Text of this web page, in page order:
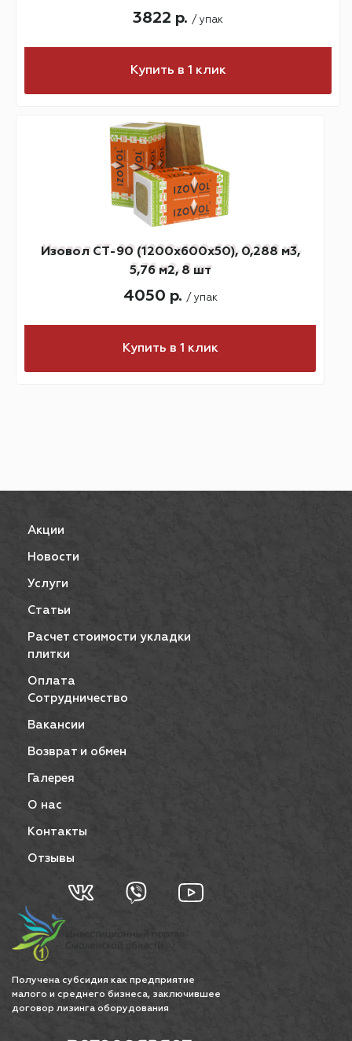
3822 р. / упак
Купить в 1 клик
Изовол СТ-90 (1200х600х50), 0,288 м3,
5,76 м2, 8 шт
4050 р. / упак
Купить в 1 клик
Акции
Новости
Услуги
Статьи
Расчет стоимости укладки
плитки
Оплата
Сотрудничество
Вакансии
Возврат и обмен
Галерея
О нас
Контакты
Отзывы
Получена субсидия как предприятие
малого и среднего бизнеса, заключившее
договор лизинга оборудования